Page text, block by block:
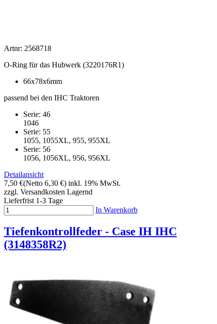
Artnr: 2568718
O-Ring für das Hubwerk (3220176R1)
66x78x6mm
passend bei den IHC Traktoren
Serie: 46
1046
Serie: 55
1055, 1055XL, 955, 955XL
Serie: 56
1056, 1056XL, 956, 956XL
Detailansicht
7,50 €(Netto 6,30 €) inkl. 19% MwSt.
zzgl. Versandkosten Lagernd
Lieferfrist 1-3 Tage
In Warenkorb
Tiefenkontrollfeder - Case IH IHC
(3148358R2)